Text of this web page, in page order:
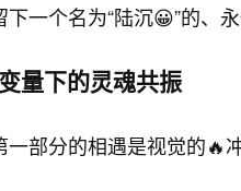
一个名为“陆沉😀”的、
量下的灵魂共振
一部分的相遇是视觉的🔥